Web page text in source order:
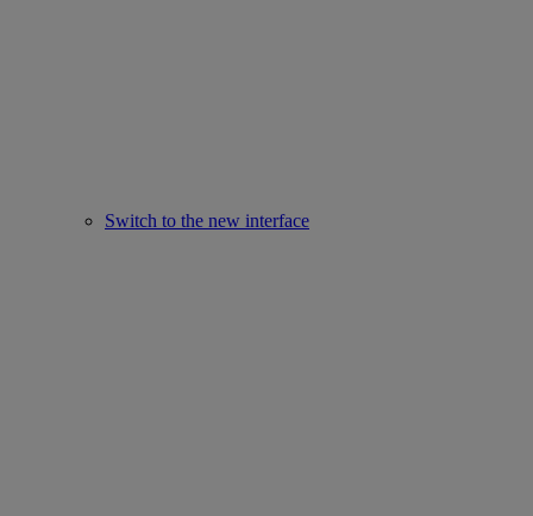
Switch to the new interface